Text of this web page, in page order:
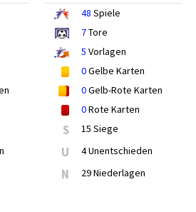
48 Spiele
7Tore
5 Vorlagen
0Gelbe Karten
0Gelb-Rote Karten
0Rote Karten
S 15 Siege
U 4 Unentschieden
N 29 Niederlagen